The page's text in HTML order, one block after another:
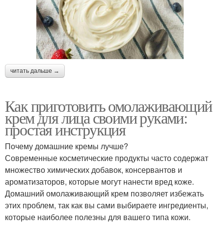
читать дальше →
Как приготовить омолаживающий
крем для лица своими руками:
простая инструкция
Почему домашние кремы лучше?
Современные косметические продукты часто содержат
множество химических добавок, консервантов и
ароматизаторов, которые могут нанести вред коже.
Домашний омолаживающий крем позволяет избежать
этих проблем, так как вы сами выбираете ингредиенты,
которые наиболее полезны для вашего типа кожи.